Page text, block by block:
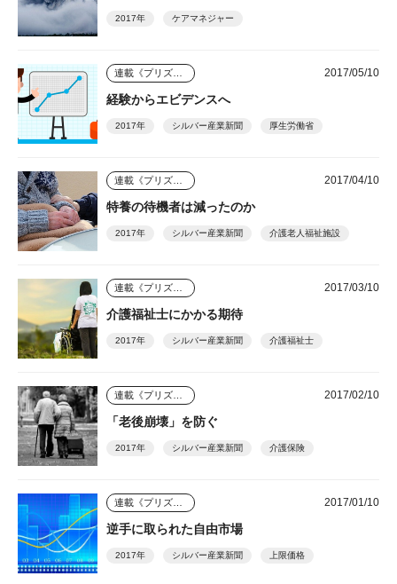
2017年 ケアマネジャー
2017/05/10
経験からエビデンスへ
2017年 シルバー産業新聞 厚生労働省
2017/04/10
特養の待機者は減ったのか
2017年 シルバー産業新聞 介護老人福祉施設
2017/03/10
介護福祉士にかかる期待
2017年 シルバー産業新聞 介護福祉士
2017/02/10
「老後崩壊」を防ぐ
2017年 シルバー産業新聞 介護保険
2017/01/10
逆手に取られた自由市場
2017年 シルバー産業新聞 上限価格